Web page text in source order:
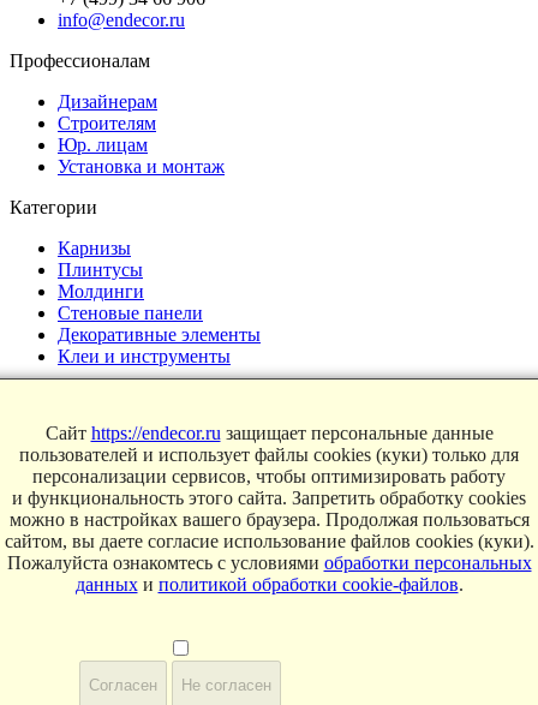
info@endecor.ru
Профессионалам
Дизайнерам
Строителям
Юр. лицам
Установка и монтаж
Категории
Карнизы
Плинтусы
Молдинги
Стеновые панели
Декоративные элементы
Клеи и инструменты
Интерьеры
Блог
Магазин
О компании
Контакты
Условия продаж
© 2025 Endecor. Все права защищены.
Политика конфиденциальности,
Согласие на обработку персональных данных
Сайт https://endecor.ru защищает персональные данные
пользователей и использует файлы cookies (куки) только для
персонализации сервисов, чтобы оптимизировать работу
и функциональность этого сайта. Запретить обработку cookies
можно в настройках вашего браузера. Продолжая пользоваться
сайтом, вы даете согласие использование файлов cookies (куки).
Пожалуйста ознакомтесь с условиями обработки персональных
данныхи политикой обработки cookie-файлов.
Согласен Не согласен